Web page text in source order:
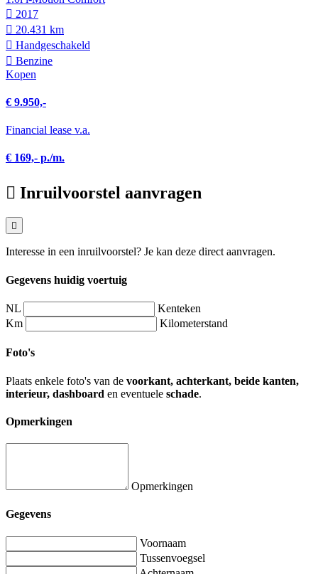
2017
20.431 km
Hand­geschakeld
Benzine
Kopen
€ 9.950,-
Financial lease v.a.
€ 169,- p./m.
Inruilvoorstel aanvragen
Interesse in een inruilvoorstel? Je kan deze direct aanvragen.
Gegevens huidig voertuig
NL
Kenteken
Km
Kilometerstand
Foto's
Plaats enkele foto's van de voorkant, achterkant, beide kanten,
interieur, dashboard en eventuele schade.
Opmerkingen
Opmerkingen
Gegevens
Voornaam
Tussenvoegsel